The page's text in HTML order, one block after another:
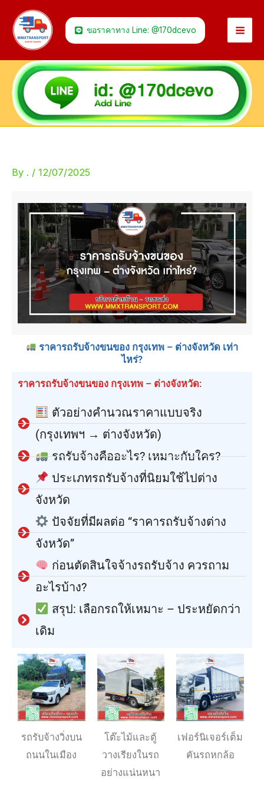
content
ขอราคาทาง Line: @170dcevo
By . / 12/07/2025
ราคารถรับจ้างขนของ กรุงเทพ – ต่างจังหวัด เท่า
ไหร่?
ราคารถรับจ้างขนของ กรุงเทพ – ต่างจังหวัด:
ตัวอย่างคำนวณราคาแบบจริง
(กรุงเทพฯ → ต่างจังหวัด)
รถรับจ้างคืออะไร? เหมาะกับใคร?
ประเภทรถรับจ้างที่นิยมใช้ไปต่าง
จังหวัด
ปัจจัยที่มีผลต่อ “ราคารถรับจ้างต่าง
จังหวัด”
ก่อนตัดสินใจจ้างรถรับจ้าง ควรถาม
อะไรบ้าง?
สรุป: เลือกรถให้เหมาะ – ประหยัดกว่า
เดิม
รถรับจ้างวิ่งบน
ถนนในเมือง
โต๊ะไม้และตู้
วางเรียงในรถ
อย่างแน่นหนา
เฟอร์นิเจอร์เต็ม
คันรถหกล้อ